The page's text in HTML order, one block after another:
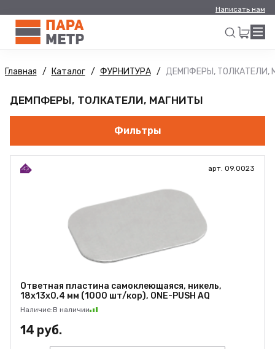
Написать нам
Искать
Главная Каталог ФУРНИТУРА ДЕМПФЕРЫ, ТОЛКАТЕЛИ,
ДЕМПФЕРЫ, ТОЛКАТЕЛИ, МАГНИТЫ
Фильтры
арт. 09.0023
Ответная пластина самоклеющаяся, никель,
18х13х0,4 мм (1000 шт/кор), ONE-PUSH AQ
Наличие:В наличии
14 руб.